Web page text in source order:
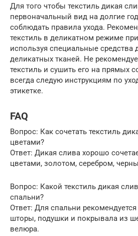
Для того чтобы текстиль дикая
первоначальный вид на долгие
соблюдать правила ухода.
текстиль в деликатном режиме
используя специальные средства
деликатных тканей. Не
текстиль и сушить его на прямых
всегда следую инструкциям по
этикетке.
FAQ
Вопрос: Как сочетать текстиль
цветами?
Ответ: Дикая слива хорошо
цветами, золотом, серебром,
Вопрос: Какой текстиль дикая
спальни?
Ответ: Для спальни
шторы, подушки и покрывала из
велюра.